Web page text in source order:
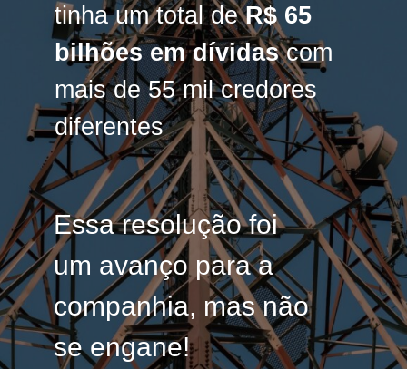
tinha um total deR$ 65
bilhões em dívidascom
mais de 55 mil credores
diferentes
tinha um total deR$ 65
bilhões em dívidascom
mais de 55 mil credores
diferentes
Essa resolução foi
um avanço para a
companhia, mas não
se engane!
Essa resolução foi
um avanço para a
companhia, mas não
se engane!